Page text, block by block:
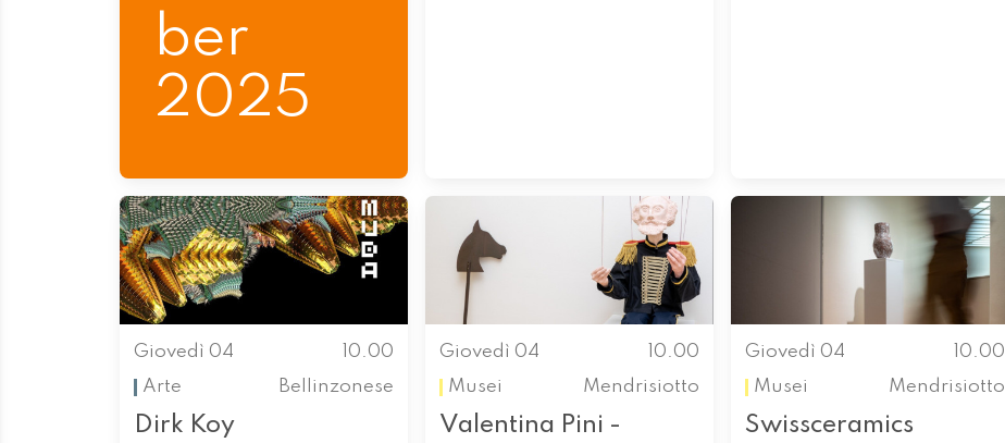
ber
2025
Giovedì 04
10.00
Arte
Bellinzonese
Dirk Koy
Giovedì 04
10.00
Musei
Mendrisiotto
Valentina Pini -
Giovedì 04
10.00
Musei
Mendrisiotto
Swissceramics